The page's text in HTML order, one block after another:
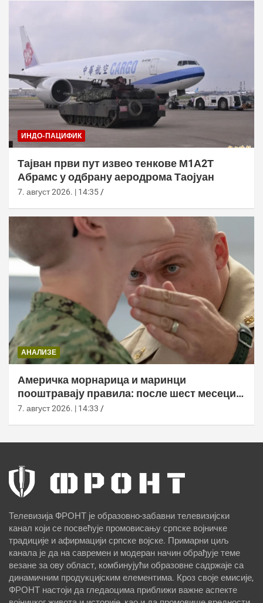
ИНДО-ПАЦИФИК
Тајван први пут извео тенкове М1А2Т
Абрамс у одбрану аеродрома Таојуан
7. август 2026. | 14:35
АНАЛИЗЕ
Америчка морнарица и маринци
пооштравају правила: после шест месеци
дозволе за браду следи службено
7. август 2026. | 14:33
Телевизија ФРОНТ је образовно-забавни телевизијски
канал који се посвећује промовисању српске војничке
традиције и афирмацији српске војске. Примарни циљ
канала је да на савремен и модеран начин обрађује теме
везане за ову област, комбинујући образовне садржаје са
динамичним продукцијским елементима. Кроз своје емисије,
ФРОНТ настоји да гледаоцима приближи важне аспекте